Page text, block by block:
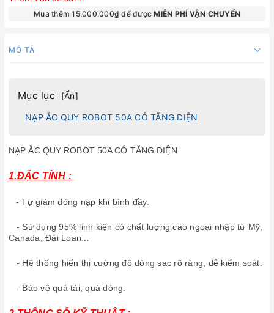
Mua thêm 15.000.000₫ để đượcMIỄN PHÍ VẬN CHUYỂN
MÔ TẢ
Mục lục [Ẩn]
NẠP ẮC QUY ROBOT 50A CÓ TĂNG ĐIỆN
NẠP ẮC QUY ROBOT 50A CÓ TĂNG ĐIỆN
1.ĐẶC TÍNH :
- Tự giảm dòng nạp khi bình đầy.
- Sử dụng 95% linh kiện có chất lượng cao ngoại nhập từ Mỹ,
Canada, Đài Loan...
- Hệ thống hiển thị cường độ dòng sạc rõ ràng, dễ kiểm soát.
- Bảo vệ quá tải, quá dòng.